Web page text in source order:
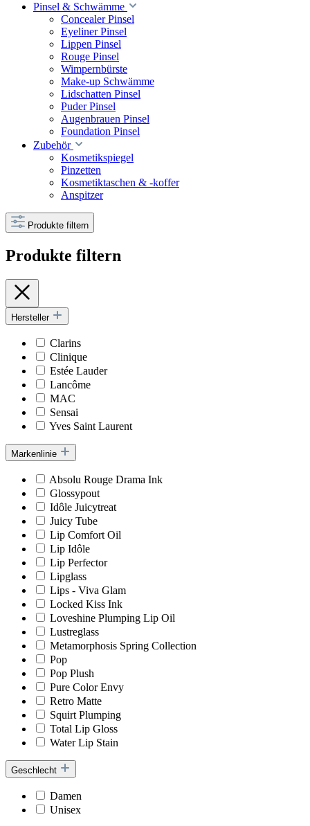
Pinsel & Schwämme
Concealer Pinsel
Eyeliner Pinsel
Lippen Pinsel
Rouge Pinsel
Wimpernbürste
Make-up Schwämme
Lidschatten Pinsel
Puder Pinsel
Augenbrauen Pinsel
Foundation Pinsel
Zubehör
Kosmetikspiegel
Pinzetten
Kosmetiktaschen & -koffer
Anspitzer
Produkte filtern
Produkte filtern
Hersteller
Clarins
Clinique
Estée Lauder
Lancôme
MAC
Sensai
Yves Saint Laurent
Markenlinie
Absolu Rouge Drama Ink
Glossypout
Idôle Juicytreat
Juicy Tube
Lip Comfort Oil
Lip Idôle
Lip Perfector
Lipglass
Lips - Viva Glam
Locked Kiss Ink
Loveshine Plumping Lip Oil
Lustreglass
Metamorphosis Spring Collection
Pop
Pop Plush
Pure Color Envy
Retro Matte
Squirt Plumping
Total Lip Gloss
Water Lip Stain
Geschlecht
Damen
Unisex